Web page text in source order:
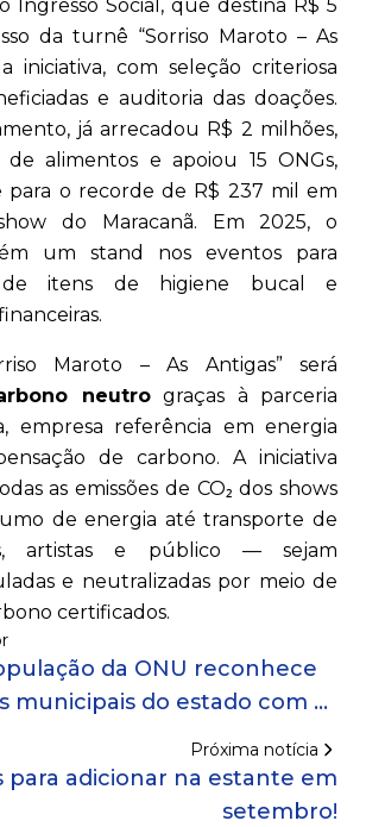
Ingresso Social, que destina R$ 5
da turnê “Sorriso Maroto – As
iniciativa, com seleção criteriosa
e auditoria das doações.
já arrecadou R$ 2 milhões,
de alimentos e apoiou 15 ONGs,
para o recorde de R$ 237 mil em
do Maracanã. Em 2025, o
um stand nos eventos para
de itens de higiene bucal e
Maroto – As Antigas” será
neutrograças à parceria
empresa referência em energia
de carbono. A iniciativa
as emissões de CO₂ dos shows
de energia até transporte de
artistas e público — sejam
e neutralizadas por meio de
certificados.
da ONU reconhece
municipais do estado com o
Próxima notícia
para adicionar na estante em
setembro!